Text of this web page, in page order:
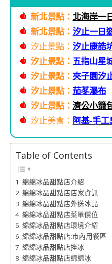
新北景點： 北海岸一
新北景點： 汐止一日
汐止景點： 汐止康誥
汐止景點： 五指山星
汐止景點： 夾子園汐
汐止景點： 茄苳瀑布
汐止景點： 濟公小籠
汐止美食： 阿基-手
Table of Contents
綿綿冰品甜點店介紹
綿綿冰品甜點店店家資訊
綿綿冰品甜點店外送冰品
綿綿冰品甜點店菜單價位
綿綿冰品甜點店環境介紹
綿綿冰品甜點店:市內用餐區
綿綿冰品甜點店挫冰
綿綿冰品甜點店綿綿冰